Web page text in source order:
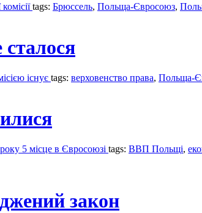
tags: Брюссель, Польща-Євросоюз,
існує tags: верховенство права, Польща-
5 місце в Євросоюзі tags: ВВП Польщі,
закон